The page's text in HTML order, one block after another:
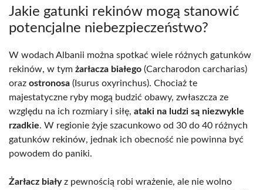
Jakie gatunki rekinów mogą stanowić
potencjalne niebezpieczeństwo?
W wodach Albanii można spotkać wiele różnych gatunków
rekinów, w tym żarłacza białego (Carcharodon carcharias)
oraz ostronosa (Isurus oxyrinchus). Chociaż te
majestatyczne ryby mogą budzić obawy, zwłaszcza ze
względu na ich rozmiary i siłę, ataki na ludzi są niezwykle
rzadkie. W regionie żyje szacunkowo od 30 do 40 różnych
gatunków rekinów, jednak ich obecność nie powinna być
powodem do paniki.
Żarłacz białyz pewnością robi wrażenie, ale nie wolno